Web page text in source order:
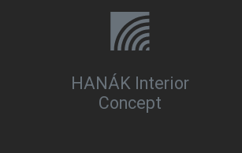
HANÁK Interior
Concept